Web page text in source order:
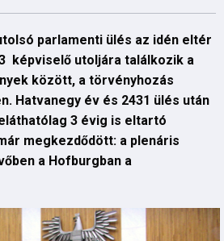
parlamenti ülés az idén eltér
képviselő utoljára találkozik a
között, a törvényhozás
Hatvanegy év és 2431 ülés után
3 évig is eltartó
megkezdődött: a plenáris
a Hofburgban a